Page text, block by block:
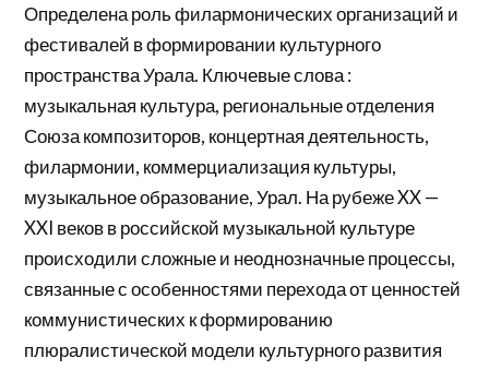
Определена роль филармонических организаций и
фестивалей в формировании культурного
пространства Урала. Ключевые слова :
музыкальная культура, региональные отделения
Союза композиторов, концертная деятельность,
филармонии, коммерциализация культуры,
музыкальное образование, Урал. На рубеже XX —
XXI веков в российской музыкальной культуре
происходили сложные и неоднозначные процессы,
связанные с особенностями перехода от ценностей
коммунистических к формированию
плюралистической модели культурного развития